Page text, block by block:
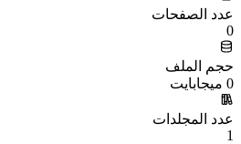
عدد الصفحات
0
حجم الملف
0 ميجابايت
عدد المجلدات
1